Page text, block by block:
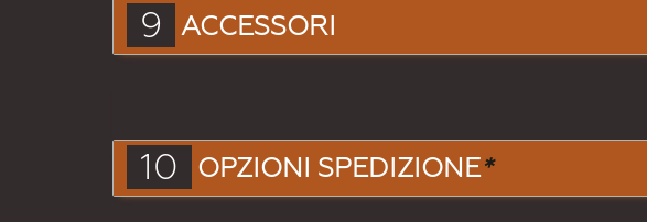
9 ACCESSORI
10 OPZIONI SPEDIZIONE*